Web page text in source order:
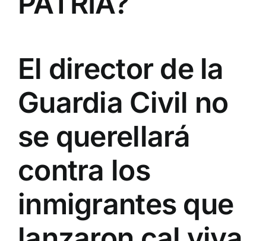
El director de la
Guardia Civil no
se querellará
contra los
inmigrantes que